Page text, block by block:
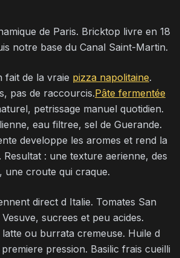
de Paris. Bricktop livre en 18
notre base du Canal Saint-Martin.
fait de la vraie pizza napolitaine.
pas de raccourcis.Pâte fermentée
petrissage manuel quotidien.
eau filtree, sel de Guerande.
developpe les aromes et rend la
Resultat : une texture aerienne, des
une croute qui craque.
direct d Italie. Tomates San
sucrees et peu acides.
ou burrata cremeuse. Huile d
pression. Basilic frais cueilli